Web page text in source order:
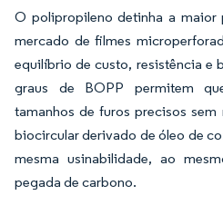
O polipropileno detinha a maior
mercado de filmes
equilíbrio de custo, resistência e
graus de BOPP permitem
tamanhos de furos precisos
biocircular derivado de óleo de
mesma usinabilidade, ao
pegada de carbono.